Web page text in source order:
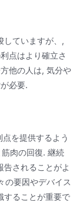
していますが、,
点はより確立さ
他の人は, 気分や
必要.
を提供するよう
肉の回復. 継続
されることがよ
の要因やデバイス
することが重要で